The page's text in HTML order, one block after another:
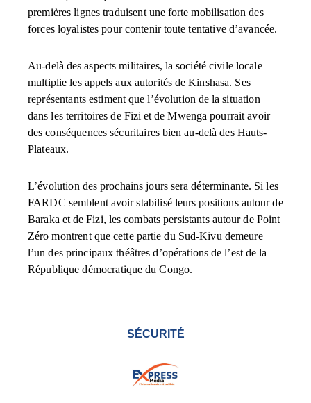
premières lignes traduisent une forte mobilisation des
forces loyalistes pour contenir toute tentative d’avancée.
Au-delà des aspects militaires, la société civile locale
multiplie les appels aux autorités de Kinshasa. Ses
représentants estiment que l’évolution de la situation
dans les territoires de Fizi et de Mwenga pourrait avoir
des conséquences sécuritaires bien au-delà des Hauts-
Plateaux.
L’évolution des prochains jours sera déterminante. Si les
FARDC semblent avoir stabilisé leurs positions autour de
Baraka et de Fizi, les combats persistants autour de Point
Zéro montrent que cette partie du Sud-Kivu demeure
l’un des principaux théâtres d’opérations de l’est de la
République démocratique du Congo.
SÉCURITÉ